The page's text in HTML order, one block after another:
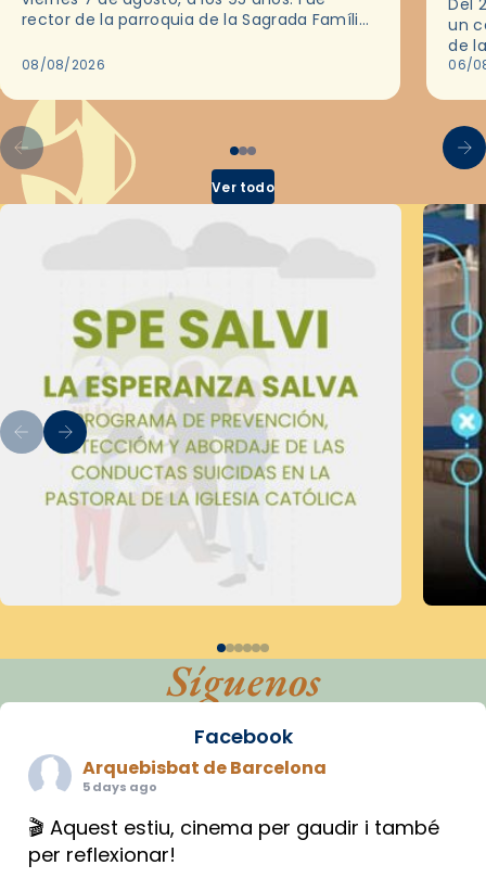
rector de la parroquia de la Sagrada Família
08/08/2026
Del
un
de
en
06/
Ver todo
Síguenos
Facebook
Arquebisbat de Barcelona
5 days ago
🎬 Aquest estiu, cinema per gaudir i també
per reflexionar!